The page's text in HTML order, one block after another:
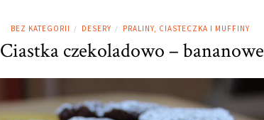
BEZ KATEGORII / DESERY / PRALINY, CIASTECZKA I MUFFINY
Ciastka czekoladowo – bananowe